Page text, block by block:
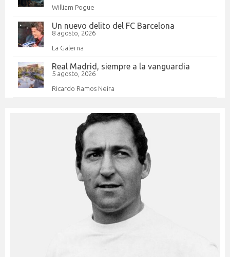
William Pogue
Un nuevo delito del FC Barcelona
8 agosto, 2026
La Galerna
Real Madrid, siempre a la vanguardia
5 agosto, 2026
Ricardo Ramos Neira